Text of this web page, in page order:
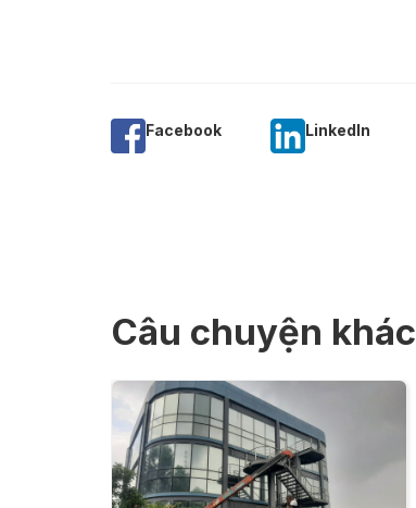
Facebook Linkedln
Câu chuyện